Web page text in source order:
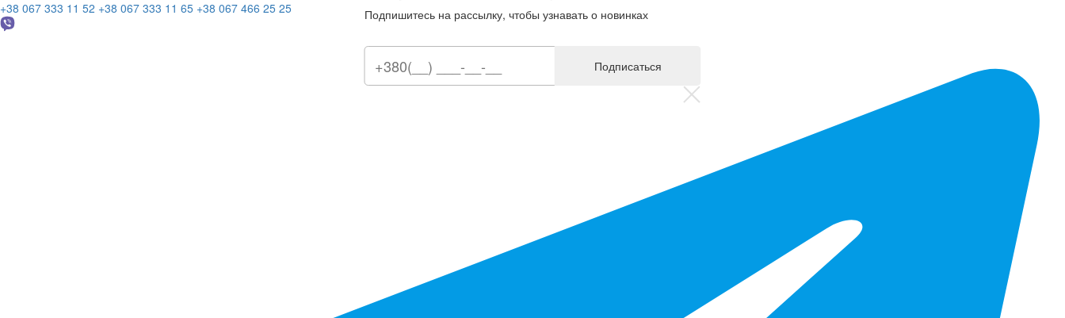
+38 067 333 11 52 +38 067 333 11 65 +38 067 466 25 25 Подпишитесь на рассылку, чтобы узнавать о новинках
Подписаться